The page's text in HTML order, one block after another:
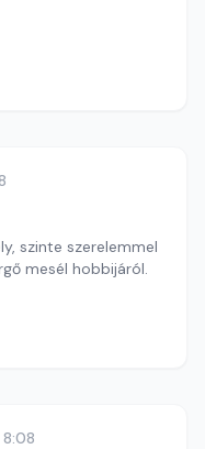
szinte szerelemmel
mesél hobbijáról.
8:08